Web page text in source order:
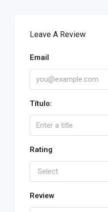
Leave A Review
Email
Título:
Rating
Select
Review